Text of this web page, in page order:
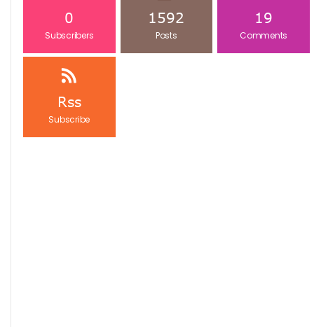
0
Subscribers
1592
Posts
19
Comments
Rss
Subscribe